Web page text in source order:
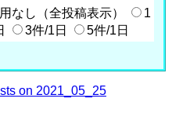
なし（全投稿表示）
1
3件/1日 5件/1日
on 2021_05_25